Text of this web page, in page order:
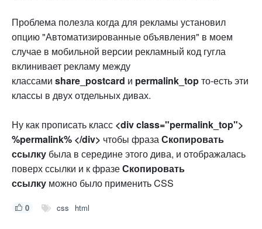
Проблема полезла когда для рекламы установил
опцию "Автоматизированные объявления" в моем
случае в мобильной версии рекламный код гугла
вклинивает рекламу между
классами share_postcard и permalink_topто-есть эти
классы в двух отдельных дивах.
Ну как прописать класс <div class="permalink_top">
%permalink% </div> чтобы фразаСкопировать
ссылку была в середине этого дива, и отображалась
поверх ссылки и к фразеСкопировать
ссылку можно было применить CSS
0 css html